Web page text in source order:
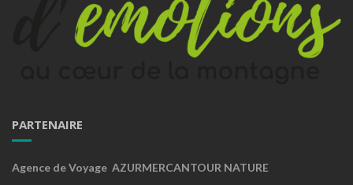
PARTENAIRE
Agence de Voyage AZURMERCANTOUR NATURE